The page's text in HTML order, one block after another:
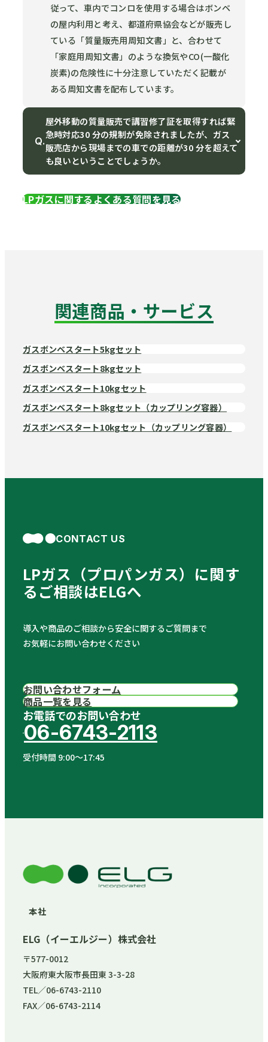
従って、⾞内でコンロを使用する場合はボンベ
の屋内利用と考え、都道府県協会などが販売し
ている「質量販売用周知⽂書」と、合わせて
「家庭用周知⽂書」のような換気やCO(一酸化
炭素)の危険性に十分注意していただく記載が
ある周知⽂書を配布しています。
Q.
屋外移動の質量販売で講習修了証を取得すれば緊
急時対応30 分の規制が免除されましたが、ガス
販売店から現場までの車での距離が30 分を超えて
も良いということでしょうか。
LPガスに関するよくある質問を見る
関連商品・サービス
ガスボンベスタート5kgセット
ガスボンベスタート8kgセット
ガスボンベスタート10kgセット
ガスボンベスタート8kgセット（カップリング容器）
ガスボンベスタート10kgセット（カップリング容器）
CONTACT US
LPガス（プロパンガス）に関す
る ご相談はELGへ
導入や商品のご相談から安全に関するご質問まで
お気軽にお問い合わせください
お電話でのお問い合わせ
06-6743-2113
受付時間 9:00〜17:45
お問い合わせフォーム
商品一覧を見る
本社
ELG（イーエルジー）株式会社
〒577-0012
大阪府東大阪市長田東 3-3-28
TEL／06-6743-2110
FAX／06-6743-2114